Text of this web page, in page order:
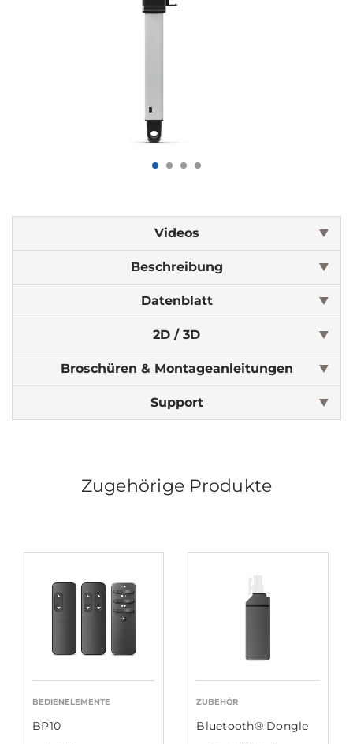
Videos
Beschreibung
Datenblatt
2D / 3D
Broschüren & Montageanleitungen
Support
Zugehörige Produkte
BEDIENELEMENTE
BP10
ZUBEHÖR
Bluetooth® Dongle